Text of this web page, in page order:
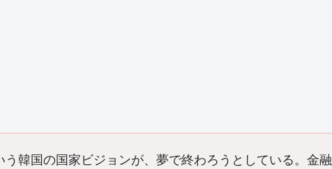
韓国の国家ビジョンが、夢で終わろうとしている。金融